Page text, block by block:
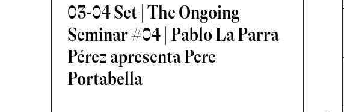
03-04 Set | The Ongoing
Seminar #04 | Pablo La Parra
Pérez apresenta Pere
Portabella